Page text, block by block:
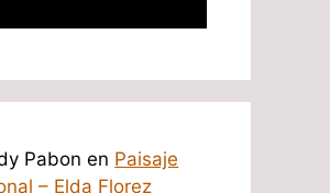
Pabon en Paisaje
– Elda Florez